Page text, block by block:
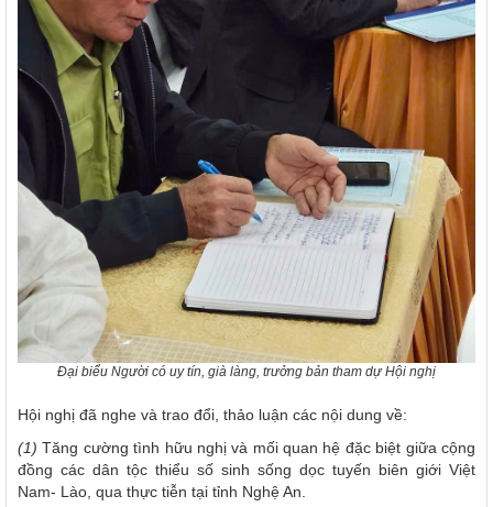
Đại biểu Người có uy tín, già làng, trưởng bản tham dự Hội nghị
Hội nghị đã nghe và trao đổi, thảo luận các nội dung về:
(1) Tăng cường tình hữu nghị và mối quan hệ đặc biệt giữa cộng
đồng các dân tộc thiểu số sinh sống dọc tuyến biên giới Việt
Nam- Lào, qua thực tiễn tại tỉnh Nghệ An.